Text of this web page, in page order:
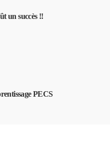
un succès !!
PECS